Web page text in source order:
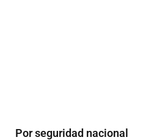
Por seguridad nacional